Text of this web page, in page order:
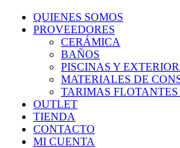
QUIENES SOMOS
PROVEEDORES
CERÁMICA
BAÑOS
PISCINAS Y
MATERIALES DE
TARIMAS
OUTLET
TIENDA
CONTACTO
MI CUENTA